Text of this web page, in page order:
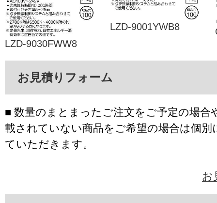
LZD-9030FWW8
LZD-9001YWB8
お見積りフォーム
■ 数量のまとまったご注文をご予定の場合
載されていない商品をご希望の場合は個別
ていただきます。
お